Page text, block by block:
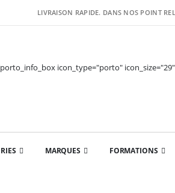
LIVRAISON RAPIDE. DANS NOS POINT
icon_type="porto"
MARQUES FORMATIONS